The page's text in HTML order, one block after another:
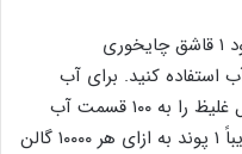
مثلا برای ضدعفونی آب آشامیدنی حدود ۱ قاشق چایخوری
به ازای هر ۲ گالن آب استفاده کنید. برای آب
آشامیدنی سالم، ۱ قسمت از این محلول غلیظ را به ۱۰۰ قسمت آب
اضافه کنید. برای شوک استخر شنا تقریباً ۱ پوند به ازای هر ۱۰۰۰۰ گالن